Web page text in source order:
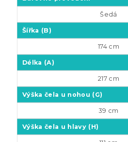
Šedá
Šířka (B)
174 cm
Délka (A)
217 cm
Výška čela u nohou (G)
39 cm
Výška čela u hlavy (H)